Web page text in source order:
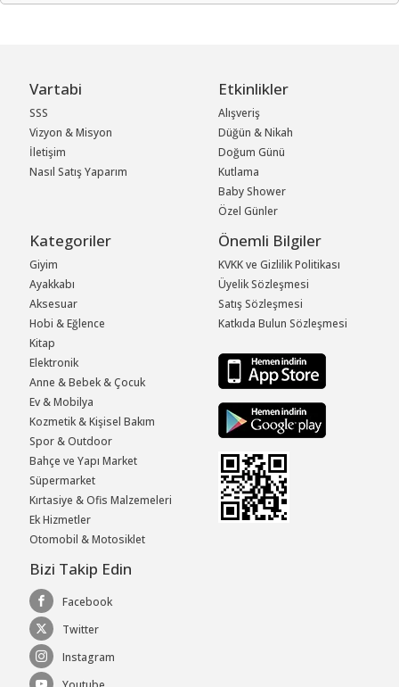
Vartabi
SSS
Vizyon & Misyon
İletişim
Nasıl Satış Yaparım
Etkinlikler
Alışveriş
Düğün & Nikah
Doğum Günü
Kutlama
Baby Shower
Özel Günler
Kategoriler
Giyim
Ayakkabı
Aksesuar
Hobi & Eğlence
Kitap
Elektronik
Anne & Bebek & Çocuk
Ev & Mobilya
Kozmetik & Kişisel Bakım
Spor & Outdoor
Bahçe ve Yapı Market
Süpermarket
Kırtasiye & Ofis Malzemeleri
Ek Hizmetler
Otomobil & Motosiklet
Önemli Bilgiler
KVKK ve Gizlilik Politikası
Üyelik Sözleşmesi
Satış Sözleşmesi
Katkıda Bulun Sözleşmesi
Bizi Takip Edin
Facebook
Twitter
Instagram